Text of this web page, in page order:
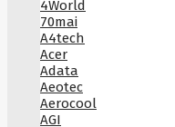
4World
70mai
A4tech
Acer
Adata
Aeotec
Aerocool
AGI